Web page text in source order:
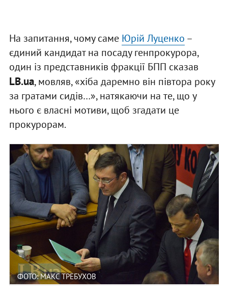
На запитання, чому саме Юрій Луценко –
єдиний кандидат на посаду генпрокурора,
один із представників фракції БПП сказав
LB.ua, мовляв, «хіба даремно він півтора року
за гратами сидів…», натякаючи на те, що у
нього є власні мотиви, щоб згадати це
прокурорам.
ФОТО: МАКС ТРЕБУХОВ